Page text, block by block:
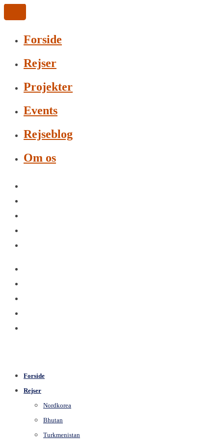
Forside
Rejser
Projekter
Events
Rejseblog
Om os
Forside
Rejser
Nordkorea
Bhutan
Turkmenistan